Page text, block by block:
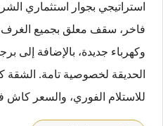
استراتيجي بجوار استثماري
فاخر، سقف معلق بجميع الغرف،
وكهرباء جديدة، بالإضافة إلى
الحديقة لخصوصية تامة. الشقة
للاستلام الفوري، والسعر كاش